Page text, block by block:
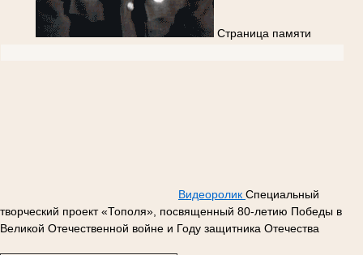
Страница памяти
Видеоролик Специальный
творческий проект «Тополя», посвященный 80-летию Победы в
Великой Отечественной войне и Году защитника Отечества